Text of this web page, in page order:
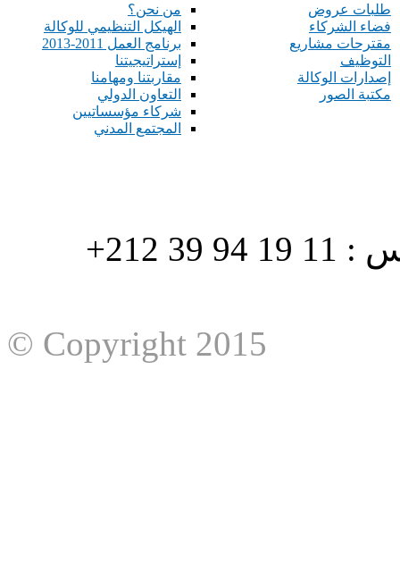
من نحن؟
الهيكل التنظيمي للوكالة
برنامج العمل 2011-2013
إستراتيجيتنا
مقاربتنا ومهامنا
التعاون الدولي
شركاء مؤسساتيين
المجتمع المدني
طلبات عروض
فضاء الشركاء
مقترحات مشاريع
التوظيف
إصدارات الوكالة
مكتبة الصور
هاتف : 90/88 32 94 39 212+ فاكس : 11 19 94 39 212+
© Copyright 2015